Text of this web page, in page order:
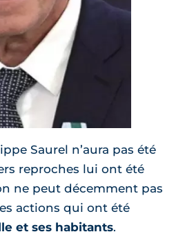
Saurel n’aura pas été
reproches lui ont été
ne peut décemment pas
actions qui ont été
et ses habitants.